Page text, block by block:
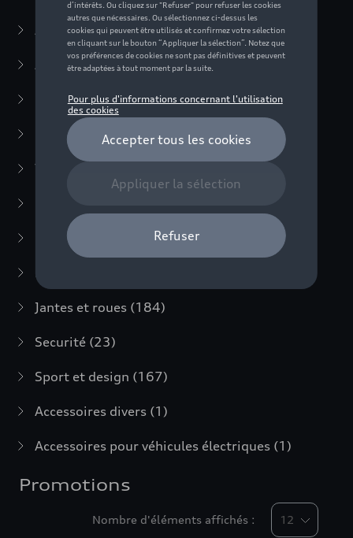
Accessoires d'été(7)
Accessoires d'hiver(20)
Packs(38)
E-mobilité (6)
Transport
Multimédia
Jantes et roues (184)
Securité (23)
Sport et design (167)
Accessoires divers (1)
Accessoires pour véhicules électriques (1)
Promotions
Nombre d'éléments affichés :